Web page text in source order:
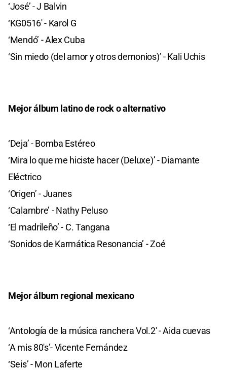
‘José’ - J Balvin
‘KG0516′ - Karol G
‘Mendó’ - Alex Cuba
‘Sin miedo (del amor y otros demonios)’ - Kali Uchis
Mejor álbum latino de rock o alternativo
‘Deja’ - Bomba Estéreo
‘Mira lo que me hiciste hacer (Deluxe)’ - Diamante
Eléctrico
‘Origen’ - Juanes
‘Calambre’ - Nathy Peluso
‘El madrileño’ - C. Tangana
‘Sonidos de Karmática Resonancia’ - Zoé
Mejor álbum regional mexicano
‘Antología de la música ranchera Vol.2′ - Aida cuevas
‘A mis 80′s’- Vicente Fernández
‘Seis’ - Mon Laferte